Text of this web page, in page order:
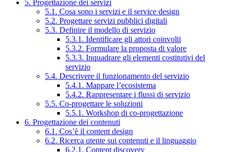
5. Progettazione dei servizi
5.1. Cosa sono i servizi e il service design
5.2. Progettare servizi pubblici digitali
5.3. Definire il modello di servizio
5.3.1. Identificare gli attori coinvolti
5.3.2. Formulare la proposta di valore
5.3.3. Inquadrare gli elementi costitutivi del
servizio
5.4. Descrivere il funzionamento del servizio
5.4.1. Mappare l’ecosistema
5.4.2. Rappresentare i flussi di servizio
5.5. Co-progettare le soluzioni
5.5.1. Workshop di co-progettazione
6. Progettazione dei contenuti
6.1. Cos’è il content design
6.2. Ricerca utente sui contenuti e il linguaggio
6.2.1. Content discovery